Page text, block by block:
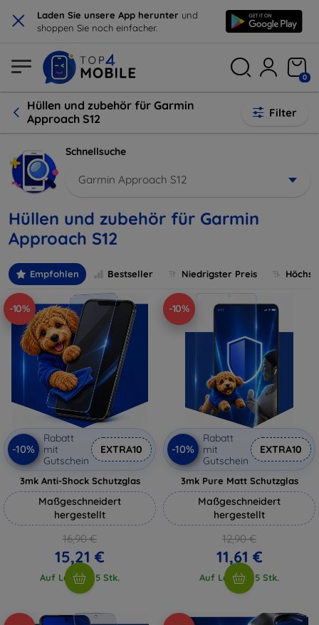
× Laden Sie unsere App herunter und
shoppen Sie noch einfacher.
0
Hüllen und zubehör für Garmin
Approach S12
Filter
Schnellsuche
Garmin Approach S12
Hüllen und zubehör für Garmin
Approach S12
Empfohlen Bestseller Niedrigster Preis
-10%
-10%
Rabatt
mit
Gutschein
EXTRA10
3mk Anti-Shock Schutzglas
Maßgeschneidert
hergestellt
16,90 €
15,21 €
Auf Lager > 5 Stk.
-10%
-10%
Rabatt
mit
Gutschein
EXTRA10
3mk Pure Matt Schutzglas
Maßgeschneidert
hergestellt
12,90 €
11,61 €
Auf Lager > 5 Stk.